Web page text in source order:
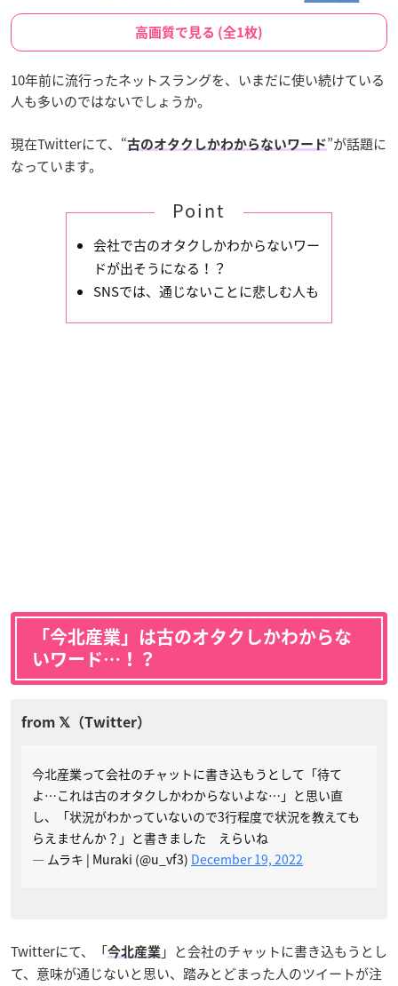
高画質で見る (全1枚)
10年前に流行ったネットスラングを、いまだに使い続けている
人も多いのではないでしょうか。
現在Twitterにて、“古のオタクしかわからないワード”が話題に
なっています。
Point
会社で古のオタクしかわからないワー
ドが出そうになる！？
SNSでは、通じないことに悲しむ人も
「今北産業」は古のオタクしかわからな
いワード…！？
今北産業って会社のチャットに書き込もうとして「待て
よ…これは古のオタクしかわからないよな…」と思い直
し、「状況がわかっていないので3行程度で状況を教えても
らえませんか？」と書きました えらいね
— ムラキ | Muraki (@u_vf3) December 19, 2022
Twitterにて、「今北産業 」と会社のチャットに書き込もうとし
て、意味が通じないと思い、踏みとどまった人のツイートが注